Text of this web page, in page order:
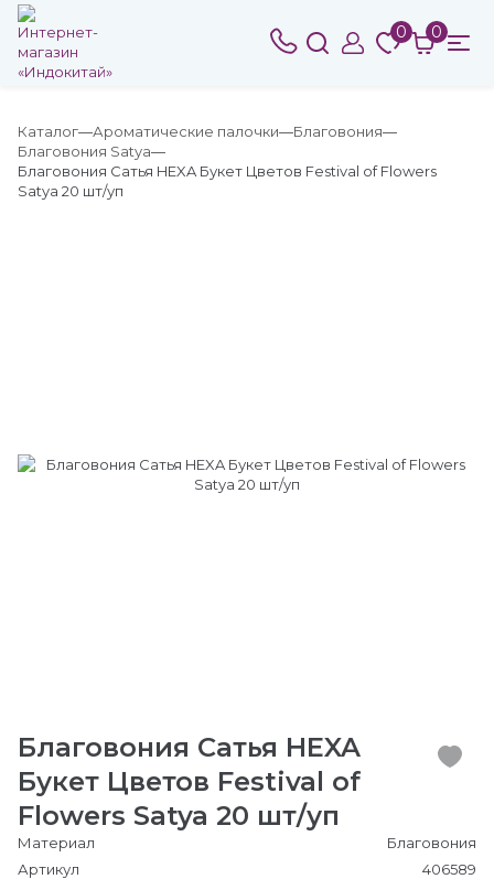
0 0
Каталог Ароматические палочки
Благовония
Благовония Satya
Благовония Сатья HEXA Букет Цветов Festival of Flowers
Satya 20 шт/уп
Благовония Сатья HEXA
Букет Цветов Festival of
Flowers Satya 20 шт/уп
Материал
Благовония
Артикул
406589